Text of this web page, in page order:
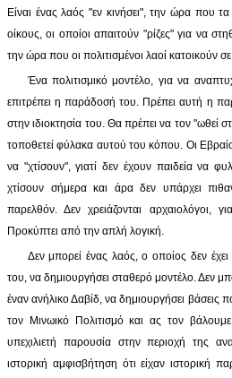
Είναι ένας λαός "εν κινήσει", την ώρα που τα
οίκους, οι οποίοι απαιτούν "ρίζες" για να
την ώρα που οι πολιτισμένοι λαοί κατοικούν
Ένα πολιτισμικό μοντέλο, για να
επιτρέπει η παράδοσή του. Πρέπει αυτή η
στην ιδιοκτησία του. Θα πρέπει να τον "ωθεί
τοποθετεί φύλακα αυτού του κόπου. Οι
να "χτίσουν", γιατί δεν έχουν παιδεία να
χτίσουν σήμερα και άρα δεν υπάρχει
παρελθόν. Δεν χρειάζονται αρχαιολόγοι,
Προκύπτει από την απλή λογική.
Δεν μπορεί ένας λαός, ο οποίος δεν έχει
του, να δημιουργήσει σταθερό μοντέλο. Δεν
έναν ανήλικο Δαβίδ, να δημιουργήσει βάσεις
τον Μινωικό Πολιτισμό και ας τον
υπεχιλιετή παρουσία στην περιοχή της
ιστορική αμφισβήτηση ότι είχαν ιστορική